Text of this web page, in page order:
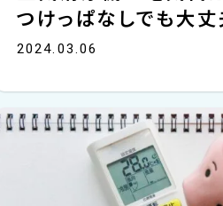
つけっぱなしでも大丈
2024.03.06